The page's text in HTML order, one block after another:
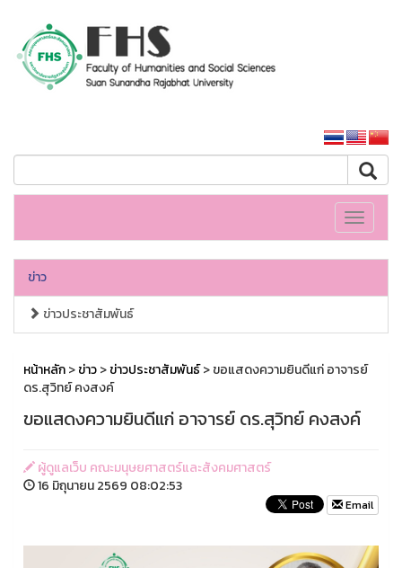
Toggle
ข่าว
ข่าวประชาสัมพันธ์
หน้าหลัก>ข่าว>ข่าวประชาสัมพันธ์> ขอแสดงความยินดีแก่ อาจารย์
ดร.สุวิทย์ คงสงค์
ขอแสดงความยินดีแก่ อาจารย์ ดร.สุวิทย์ คงสงค์
ผู้ดูแลเว็บ คณะมนุษยศาสตร์และสังคมศาสตร์
16 มิถุนายน 2569 08:02:53
Email